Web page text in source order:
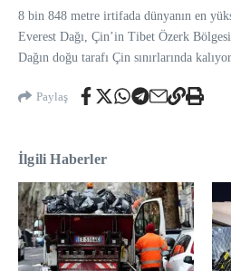
8 bin 848 metre irtifada dünyanın en
Everest Dağı, Çin’in Tibet Özerk
Dağın doğu tarafı Çin sınırlarında
Paylaş
İlgili Haberler